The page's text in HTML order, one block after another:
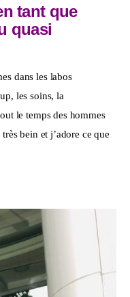
tant que
quasi
dans les labos
les soins, la
le temps des hommes
bein et j’adore ce que